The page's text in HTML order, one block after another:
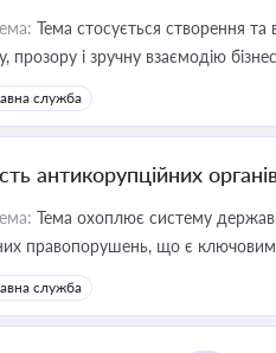
Тема стосується створення
прозору і зручну взаємодію
служба
антикорупційних
Тема охоплює систему
правопорушень, що є ключовим
служба